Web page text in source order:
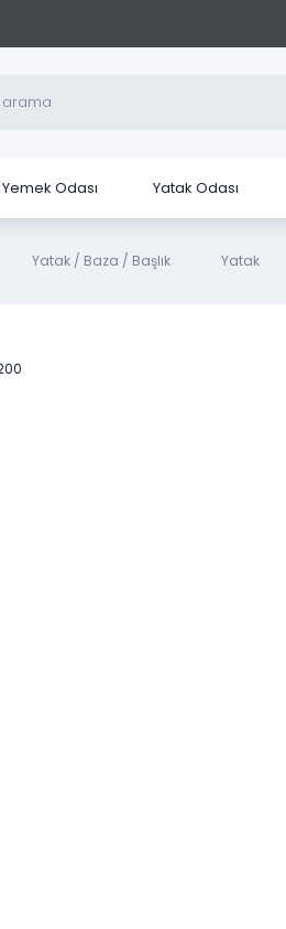
Yemek Odası Yatak Odası
Yatak / Baza / Başlık Yatak